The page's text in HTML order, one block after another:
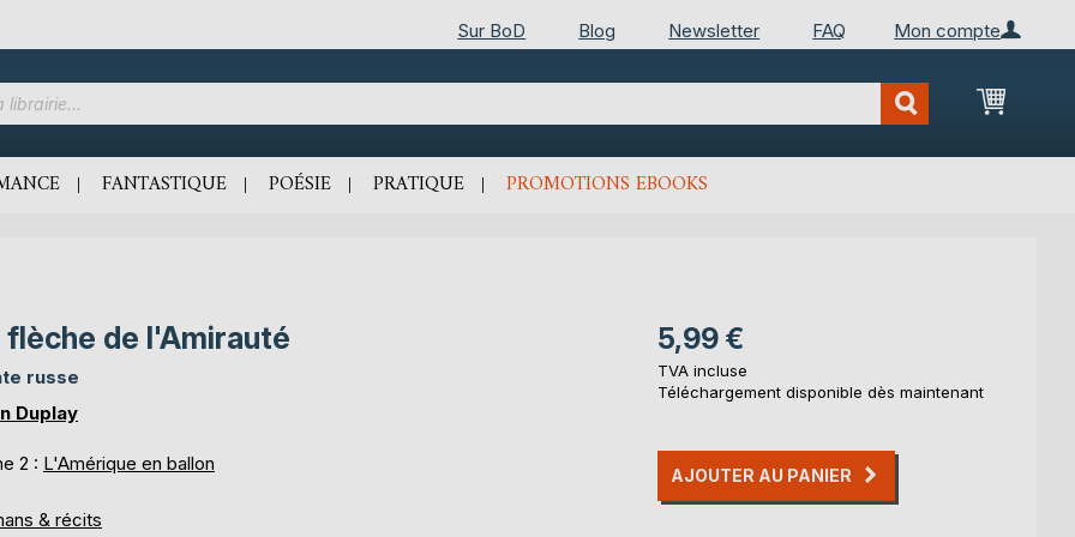
Mon compte
Sur BoD Blog Newsletter FAQ
Mon
FANTASTIQUE POÉSIE PRATIQUE PROMOTIONS EBOOKS
flèche de l'Amirauté
russe
Duplay
2 : L'Amérique en ballon
& récits
5,99 €
TVA incluse
Téléchargement disponible dès maintenant
AJOUTER AU PANIER